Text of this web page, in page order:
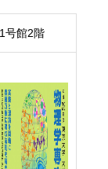
館2階